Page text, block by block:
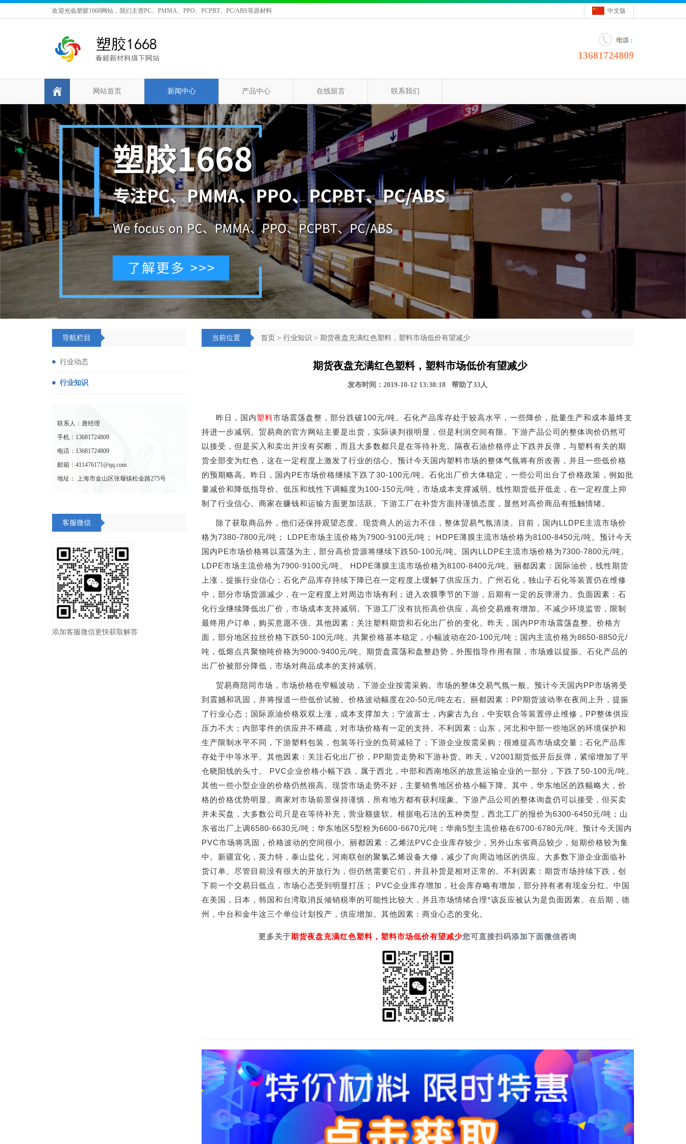
欢迎光临塑胶1668网站，我们主营PC、PMMA、PPO、PCPBT、PC/ABS等原材料 中文版
13681724809
网站首页 新闻中心 产品中心 在线留言 联系我们
当前位置 首页 > 行业知识 > 期货夜盘充满红色塑料，塑料市场低价有望减少
期货夜盘充满红色塑料，塑料市场低价有望减少
发布时间：2019-10-12 13:38:18 帮助了33人
昨日，国内塑料市场震荡盘整，部分跌破100元/吨。石化产品库存处于较高水平，一些降价，批量生产和成本最终支
持进一步减弱。贸易商的官方网站主要是出货，实际谈判很明显，但是利润空间有限。下游产品公司的整体询价仍然可
以接受，但是买入和卖出并没有买断，而且大多数都只是在等待补充。隔夜石油价格停止下跌并反弹，与塑料有关的期
货全部变为红色，这在一定程度上激发了行业的信心。预计今天国内塑料市场的整体气氛将有所改善，并且一些低价格
的预期略高。昨日，国内PE市场价格继续下跌了30-100元/吨。石化出厂价大体稳定，一些公司出台了价格政策，例如批
量减价和降低指导价。低压和线性下调幅度为100-150元/吨，市场成本支撑减弱。线性期货低开低走，在一定程度上抑
制了行业信心。商家在赚钱和运输方面更加活跃。下游工厂在补货方面持谨慎态度，显然对高价商品有抵触情绪。
除了获取商品外，他们还保持观望态度。现货商人的运力不佳，整体贸易气氛清淡。目前，国内LLDPE主流市场价
格为7380-7800元/吨； LDPE市场主流价格为7900-9100元/吨； HDPE薄膜主流市场价格为8100-8450元/吨。预计今天
国内PE市场价格将以震荡为主，部分高价货源将继续下跌50-100元/吨。国内LLDPE主流市场价格为7300-7800元/吨。
LDPE市场主流价格为7900-9100元/吨。 HDPE薄膜主流市场价格为8100-8400元/吨。丽都因素：国际油价，线性期货
上涨，提振行业信心；石化产品库存持续下降已在一定程度上缓解了供应压力。广州石化，独山子石化等装置仍在维修
中，部分市场货源减少，在一定程度上对周边市场有利；进入农膜季节的下游，后期有一定的反弹潜力。负面因素：石
化行业继续降低出厂价，市场成本支持减弱。下游工厂没有抗拒高价供应，高价交易难有增加。不减少环境监管，限制
最终用户订单，购买意愿不强。其他因素：关注塑料期货和石化出厂价的变化。昨天，国内PP市场震荡盘整。价格方
面，部分地区拉丝价格下跌50-100元/吨。共聚价格基本稳定，小幅波动在20-100元/吨；国内主流价格为8650-8850元/
吨，低熔点共聚物吨价格为9000-9400元/吨。期货盘震荡和盘整趋势，外围指导作用有限，市场难以提振。石化产品的
出厂价被部分降低，市场对商品成本的支持减弱。
贸易商陪同市场，市场价格在窄幅波动，下游企业按需采购。市场的整体交易气氛一般。预计今天国内PP市场将受
到震撼和巩固，并将报道一些低价试验。价格波动幅度在20-50元/吨左右。丽都因素：PP期货波动率在夜间上升，提振
了行业心态；国际原油价格双双上涨，成本支撑加大；宁波富士，内蒙古九台，中安联合等装置停止维修，PP整体供应
压力不大；内部零件的供应并不稀疏，对市场价格有一定的支持。不利因素：山东，河北和中部一些地区的环境保护和
生产限制水平不同，下游塑料包装，包装等行业的负荷减轻了；下游企业按需采购；很难提高市场成交量；石化产品库
存处于中等水平。其他因素：关注石化出厂价，PP期货走势和下游补货。昨天，V2001期货低开后反弹，紧缩增加了平
仓晓阳线的头寸。 PVC企业价格小幅下跌，属于西北，中部和西南地区的故意运输企业的一部分，下跌了50-100元/吨。
其他一些小型企业的价格仍然很高。现货市场走势不好，主要销售地区价格小幅下降。其中，华东地区的跌幅略大，价
格的价格优势明显。商家对市场前景保持谨慎，所有地方都有获利现象。下游产品公司的整体询盘仍可以接受，但买卖
并未买盘，大多数公司只是在等待补充，营业额疲软。根据电石法的五种类型，西北工厂的报价为6300-6450元/吨；山
东省出厂上调6580-6630元/吨；华东地区5型粉为6600-6670元/吨；华南5型主流价格在6700-6780元/吨。预计今天国内
PVC市场将巩固，价格波动的空间很小。丽都因素：乙烯法PVC企业库存较少，另外山东省商品较少，短期价格较为集
中。新疆宜化，英力特，泰山盐化，河南联创的聚氯乙烯设备大修，减少了向周边地区的供应。大多数下游企业面临补
货订单。尽管目前没有很大的开放行为，但仍然需要它们，并且补货是相对正常的。不利因素：期货市场持续下跌，创
下前一个交易日低点，市场心态受到明显打压； PVC企业库存增加，社会库存略有增加，部分持有者有现金分红。中国
在美国，日本，韩国和台湾取消反倾销税率的可能性比较大，并且市场情绪合理*该反应被认为是负面因素。在后期，德
州，中台和金牛这三个单位计划投产，供应增加。其他因素：商业心态的变化。
更多关于期货夜盘充满红色塑料，塑料市场低价有望减少您可直接扫码添加下面微信咨询
导航栏目
行业动态
行业知识
联系人：唐经理
手机：13681724809
电话：13681724809
邮箱：411476171@qq.com
地址： 上海市金山区张堰镇松金路275号
客服微信
添加客服微信更快获取解答